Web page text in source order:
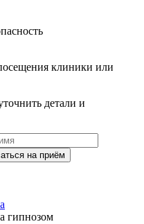
клиники или
детали и
на приём
гипнозом